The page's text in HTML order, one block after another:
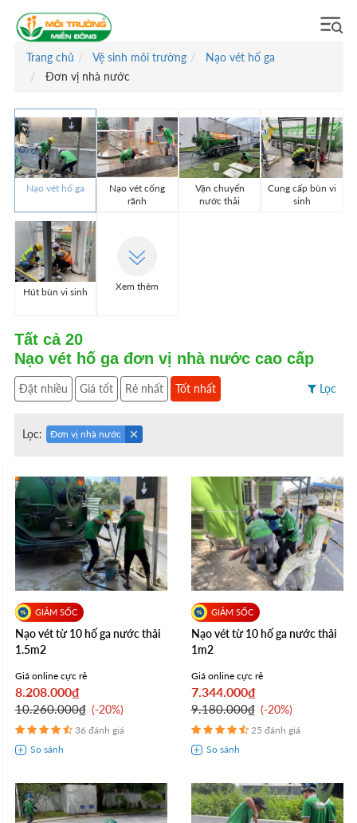
Trang chủ Vệ sinh môi trường
Nạo vét hố ga
Đơn vị nhà nước
Nạo vét hố ga
Nạo vét cống
rãnh
Vận chuyển
nước thải
Cung cấp bùn vi
sinh
Hút bùn vi sinh Xem thêm
Tất cả 20
Nạo vét hố ga đơn vị nhà nước cao cấp
Đặt nhiều Giá tốt Rẻ nhất Tốt nhất Lọc
Lọc: Đơn vị nhà nước
Nạo vét từ 10 hố ga nước thải
1.5m2
Giá online cực rẻ
8.208.000₫
10.260.000₫ -20%
36 đánh giá
Nạo vét từ 10 hố ga nước thải
1m2
Giá online cực rẻ
7.344.000₫
9.180.000₫ -20%
25 đánh giá